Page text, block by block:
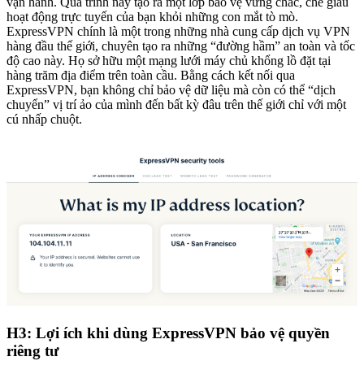
hoạt động trực tuyến của bạn khỏi những con mắt tò mò.
ExpressVPN chính là một trong những nhà cung cấp dịch vụ VPN
hàng đầu thế giới, chuyên tạo ra những “đường hầm” an toàn và tốc
độ cao này. Họ sở hữu một mạng lưới máy chủ khổng lồ đặt tại
hàng trăm địa điểm trên toàn cầu. Bằng cách kết nối qua
ExpressVPN, bạn không chỉ bảo vệ dữ liệu mà còn có thể “dịch
chuyển” vị trí ảo của mình đến bất kỳ đâu trên thế giới chỉ với một
cú nhấp chuột.
H3: Lợi ích khi dùng ExpressVPN bảo vệ quyền
riêng tư